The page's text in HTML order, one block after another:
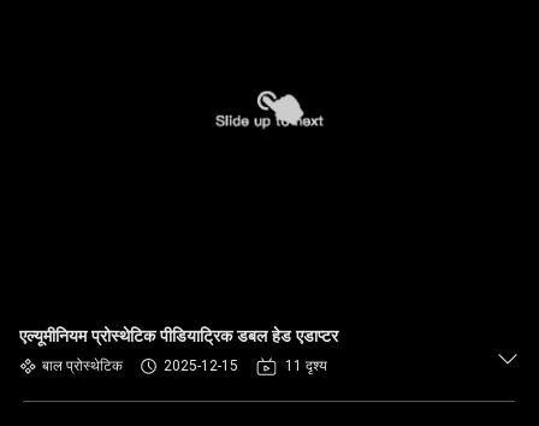
एल्यूमीनियम प्रोस्थेटिक पीडियाट्रिक डबल हेड एडाप्टर
बाल प्रोस्थेटिक 2025-12-15 11 दृश्य